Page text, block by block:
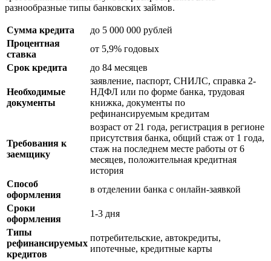
разнообразные типы банковских займов.
Сумма кредита
до 5 000 000 рублей
Процентная
ставка
от 5,9% годовых
Срок кредита
до 84 месяцев
Необходимые
документы
заявление, паспорт, СНИЛС, справка 2-
НДФЛ или по форме банка, трудовая
книжка, документы по
рефинансируемым кредитам
Требования к
заемщику
возраст от 21 года, регистрация в регионе
присутствия банка, общий стаж от 1 года,
стаж на последнем месте работы от 6
месяцев, положительная кредитная
история
Способ
оформления
в отделении банка с онлайн-заявкой
Сроки
оформления
1-3 дня
Типы
рефинансируемых
кредитов
потребительские, автокредиты,
ипотечные, кредитные карты